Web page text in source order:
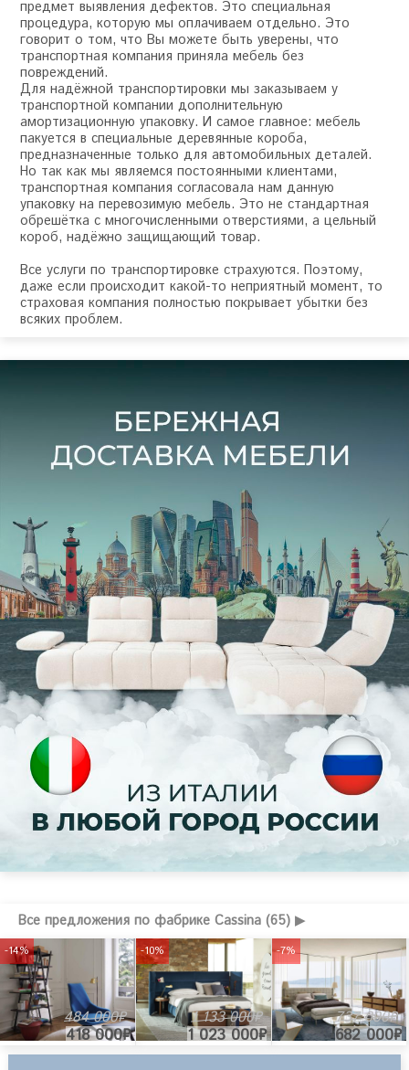
предмет выявления дефектов. Это специальная
процедура, которую мы оплачиваем отдельно. Это
говорит о том, что Вы можете быть уверены, что
транспортная компания приняла мебель без
повреждений.
Для надёжной транспортировки мы заказываем у
транспортной компании дополнительную
амортизационную упаковку. И самое главное: мебель
пакуется в специальные деревянные короба,
предназначенные только для автомобильных деталей.
Но так как мы являемся постоянными клиентами,
транспортная компания согласовала нам данную
упаковку на перевозимую мебель. Это не стандартная
обрешётка с многочисленными отверстиями, а цельный
короб, надёжно защищающий товар.
Все услуги по транспортировке страхуются. Поэтому,
даже если происходит какой-то неприятный момент, то
страховая компания полностью покрывает убытки без
всяких проблем.
Все предложения по фабрике Cassina (65) ▶
484 000₽
418 000₽
-14%
1 133 000₽
1 023 000₽
-10%
737 000₽
682 000₽
-7%